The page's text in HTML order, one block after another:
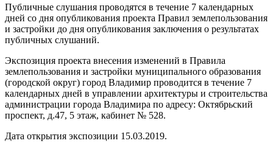
Публичные слушания проводятся в течение 7 календарных
дней со дня опубликования проекта Правил землепользования
и застройки до дня опубликования заключения о результатах
публичных слушаний.
Экспозиция проекта внесения изменений в Правила
землепользования и застройки муниципального образования
(городской округ) город Владимир проводится в течение 7
календарных дней в управлении архитектуры и строительства
администрации города Владимира по адресу: Октябрьский
проспект, д.47, 5 этаж, кабинет № 528.
Дата открытия экспозиции 15.03.2019.